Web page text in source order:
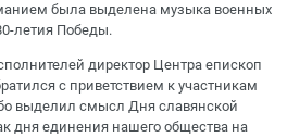
была выделена музыка военных
летия Победы.
директор Центра епископ
с приветствием к участникам
выделил смысл Дня славянской
дня единения нашего общества на